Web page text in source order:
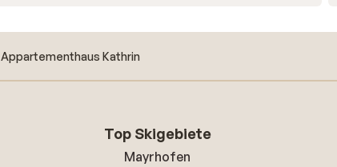
Appartementhaus Kathrin
Top Skigebiete
Mayrhofen